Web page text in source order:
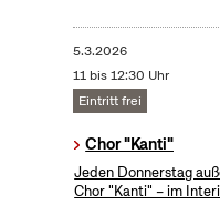
5.3.2026
11 bis 12:30 Uhr
Eintritt frei
Chor "Kanti"
Jeden Donnerstag
Chor "Kanti" – im